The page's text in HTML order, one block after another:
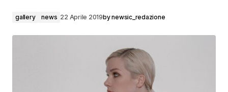
gallery news 22 Aprile 2019bynewsic_redazione